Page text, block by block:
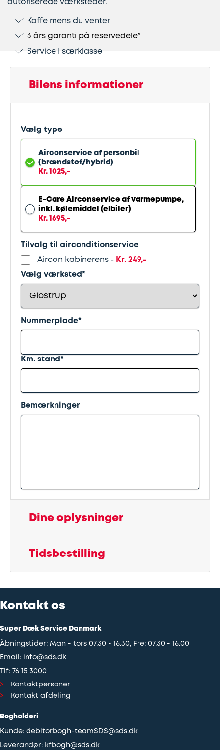
Lapning
af
dæk
Kobling
af
anhængertræk
Olieskift
Reparation
Serviceeftersyn
hjulsudmåling
Støddæmpere
fjedre
Trailertjek
SDS
Mobilitet
kvalitetskontrol
Se
alle
services
her
Ladestandere
Vinterdæk
Stålfælge
Helårsdæk
Dækopbevaring
Guides
Helårsdæk
Kør
selv
ferie
og
reparation
Sikkerhed
Sommerdæk
Trailer
Vinterdæk
Bosch
Car
Service
Landbrug
autoriserede værksteder.
Kaffe mens du venter
3 års garanti på reservedele*
Service I særklasse
Bilens informationer
Vælg type
Airconservice af personbil
(brændstof/hybrid)
Kr. 1025,-
E-Care Airconservice af varmepumpe,
inkl. kølemiddel (elbiler)
Kr. 1695,-
Tilvalg til airconditionservice
Aircon kabinerens - Kr. 249,-
Vælg værksted*
Nummerplade*
Km. stand*
Bemærkninger
Dine oplysninger
Tidsbestilling
Kontakt os
Super Dæk Service Danmark
Åbningstider: Man - tors 07.30 - 16.30, Fre: 07.30 - 16.00
Email: info@sds.dk
Tlf: 76 15 3000
Kontaktpersoner
Kontakt afdeling
Bogholderi
Kunde: debitorbogh-teamSDS@sds.dk
Leverandør: kfbogh@sds.dk